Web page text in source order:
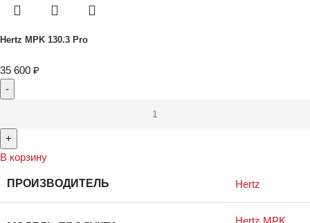
Hertz MPK 130.3 Pro
35 600 ₽
В корзину
ПРОИЗВОДИТЕЛЬ Hertz
Hertz MPK